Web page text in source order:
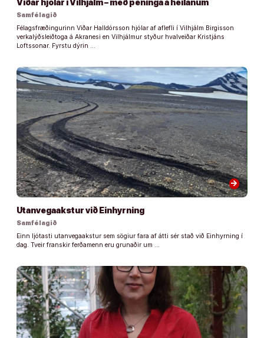
Viðar hjólar í Vilhjálm – með peninga á heilanum
Samfélagið
Félagsfræðingurinn Viðar Halldórsson hjólar af aflefli í Vilhjálm Birgisson
verkalýðsleiðtoga á Akranesi en Vilhjálmur styður hvalveiðar Kristjáns
Loftssonar. Fyrstu dýrin …
arrow_forward
Utanvegaakstur við Einhyrning
Samfélagið
Einn ljótasti utanvegaakstur sem sögiur fara af átti sér stað við Einhyrning í
dag. Tveir franskir ferðamenn eru grunaðir um …